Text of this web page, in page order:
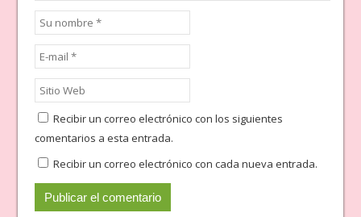
Recibir un correo electrónico con los siguientes
comentarios a esta entrada.
Recibir un correo electrónico con cada nueva entrada.